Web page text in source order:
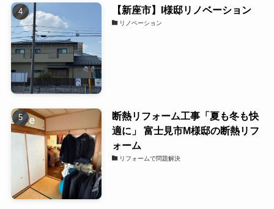
【新座市】I様邸リノベーション
リノベーション
断熱リフォーム工事「夏も冬も快
適に」 富士見市M様邸の断熱リフ
ォーム
リフォームで問題解決